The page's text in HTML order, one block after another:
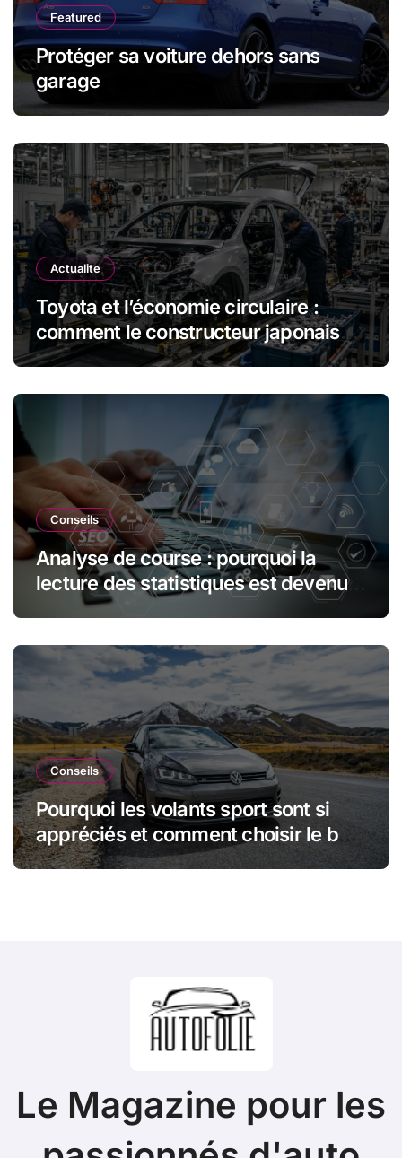
Featured
Protéger sa voiture dehors sans
garage
Actualite
Toyota et l’économie circulaire :
comment le constructeur japonais
réduit les déchets et optimise les
Conseils
Analyse de course : pourquoi la
lecture des statistiques est devenue
essentielle en sport automobile
Conseils
Pourquoi les volants sport sont si
appréciés et comment choisir le bon
modèle
Le Magazine pour les